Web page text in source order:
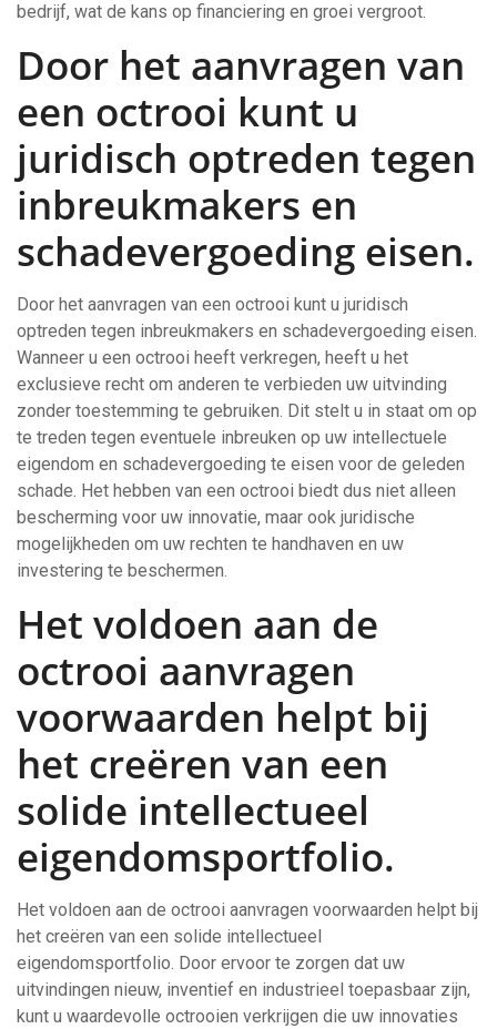
bedrijf, wat de kans op financiering en groei vergroot.
Door het aanvragen van
een octrooi kunt u
juridisch optreden tegen
inbreukmakers en
schadevergoeding eisen.
Door het aanvragen van een octrooi kunt u juridisch
optreden tegen inbreukmakers en schadevergoeding eisen.
Wanneer u een octrooi heeft verkregen, heeft u het
exclusieve recht om anderen te verbieden uw uitvinding
zonder toestemming te gebruiken. Dit stelt u in staat om op
te treden tegen eventuele inbreuken op uw intellectuele
eigendom en schadevergoeding te eisen voor de geleden
schade. Het hebben van een octrooi biedt dus niet alleen
bescherming voor uw innovatie, maar ook juridische
mogelijkheden om uw rechten te handhaven en uw
investering te beschermen.
Het voldoen aan de
octrooi aanvragen
voorwaarden helpt bij
het creëren van een
solide intellectueel
eigendomsportfolio.
Het voldoen aan de octrooi aanvragen voorwaarden helpt bij
het creëren van een solide intellectueel
eigendomsportfolio. Door ervoor te zorgen dat uw
uitvindingen nieuw, inventief en industrieel toepasbaar zijn,
kunt u waardevolle octrooien verkrijgen die uw innovaties